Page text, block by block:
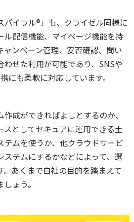
パイラル®」も、クライゼル同様に
ル配信機能、マイページ機能を持
ャンペーン管理、安否確認、問い
わせた利用が可能であり、SNSや
にも柔軟に対応しています。
成ができればよしとするのか、
としてセキュアに運用できる土
テムを使うか、他クラウドサービ
ステムにするかなどによって、選
あくまで自社の目的を踏まえて
ょう。